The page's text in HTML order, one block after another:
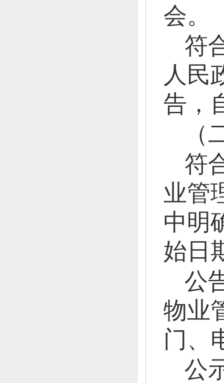
会。
符
人民
告，
符
业管
中明
始日
公
物业
门、
公